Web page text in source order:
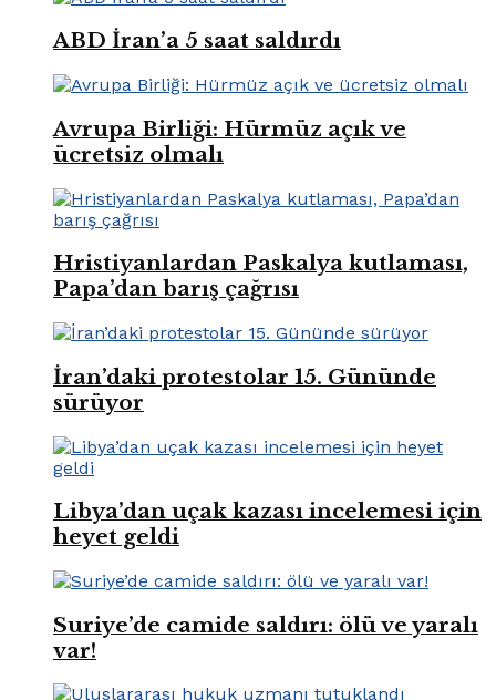
ABD İran’a 5 saat saldırdı
Avrupa Birliği: Hürmüz açık ve
ücretsiz olmalı
Hristiyanlardan Paskalya kutlaması,
Papa’dan barış çağrısı
İran’daki protestolar 15. Gününde
sürüyor
Libya’dan uçak kazası incelemesi için
heyet geldi
Suriye’de camide saldırı: ölü ve yaralı
var!